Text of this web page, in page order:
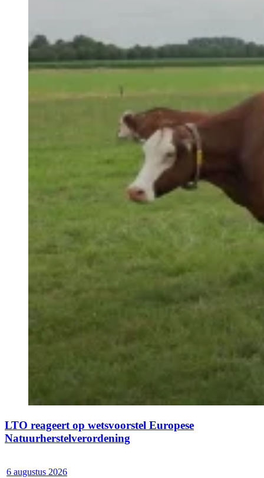
LTO reageert op wetsvoorstel Europese
Natuurherstelverordening
6 augustus 2026